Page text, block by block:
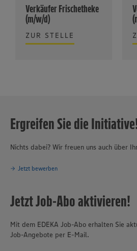
Verkäufer Frischetheke
(m/w/d)
ZUR STELLE
Ergreifen Sie die
Nichts dabei? Wir freuen uns auch über
Jetzt bewerben
Jetzt Job-Abo aktivieren!
Mit dem EDEKA Job-Abo erhalten Sie
Job-Angebote per E-Mail.